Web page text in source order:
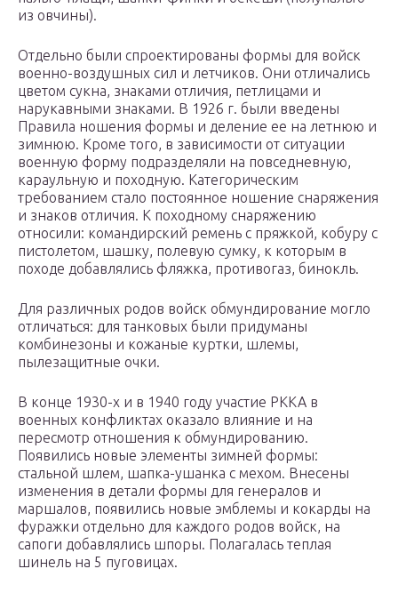
из овчины).
Отдельно были спроектированы формы для войск
военно-воздушных сил и летчиков. Они отличались
цветом сукна, знаками отличия, петлицами и
нарукавными знаками. В 1926 г. были введены
Правила ношения формы и деление ее на летнюю и
зимнюю. Кроме того, в зависимости от ситуации
военную форму подразделяли на повседневную,
караульную и походную. Категорическим
требованием стало постоянное ношение снаряжения
и знаков отличия. К походному снаряжению
относили: командирский ремень с пряжкой, кобуру с
пистолетом, шашку, полевую сумку, к которым в
походе добавлялись фляжка, противогаз, бинокль.
Для различных родов войск обмундирование могло
отличаться: для танковых были придуманы
комбинезоны и кожаные куртки, шлемы,
пылезащитные очки.
В конце 1930-х и в 1940 году участие РККА в
военных конфликтах оказало влияние и на
пересмотр отношения к обмундированию.
Появились новые элементы зимней формы:
стальной шлем, шапка-ушанка с мехом. Внесены
изменения в детали формы для генералов и
маршалов, появились новые эмблемы и кокарды на
фуражки отдельно для каждого родов войск, на
сапоги добавлялись шпоры. Полагалась теплая
шинель на 5 пуговицах.